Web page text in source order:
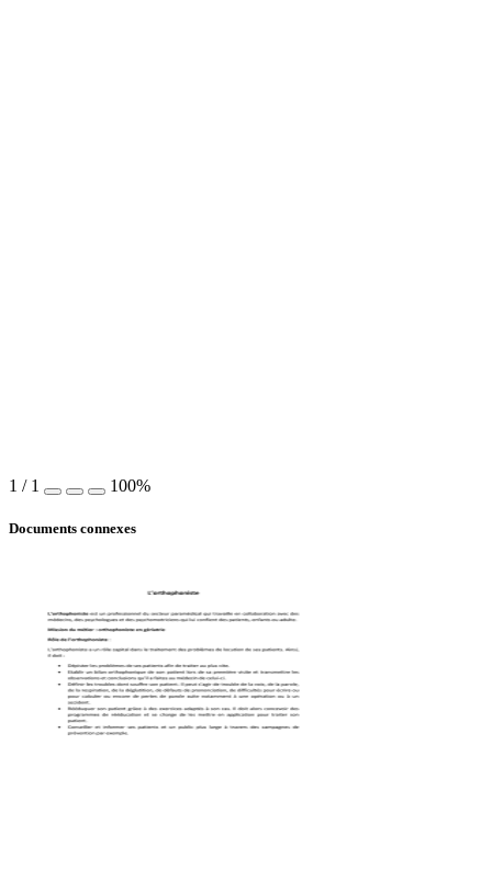
1 / 1 100%
Documents connexes